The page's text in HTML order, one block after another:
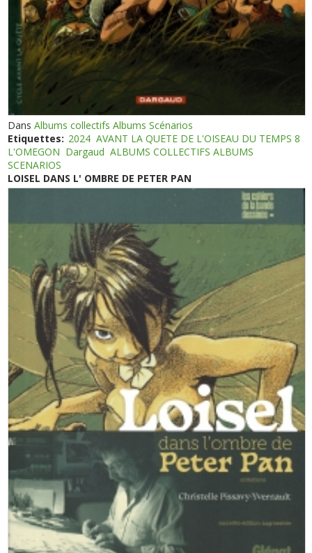
DansAlbums collectifs Albums Scénarios
Etiquettes: 2024 AVANT LA QUETE DE L'OISEAU DU TEMPS 8
L'OMEGON Dargaud ALBUMS COLLECTIFS ALBUMS
SCENARIOS
LOISEL DANS L' OMBRE DE PETER PAN